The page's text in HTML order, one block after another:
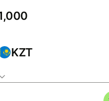
KZT